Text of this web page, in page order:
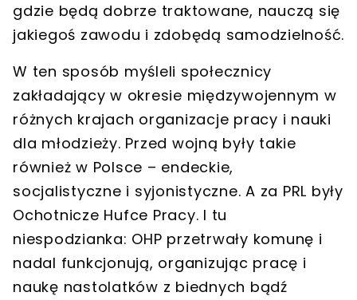
gdzie będą dobrze traktowane, nauczą się
jakiegoś zawodu i zdobędą samodzielność.
W ten sposób myśleli społecznicy
zakładający w okresie międzywojennym w
różnych krajach organizacje pracy i nauki
dla młodzieży. Przed wojną były takie
również w Polsce – endeckie,
socjalistyczne i syjonistyczne. A za PRL były
Ochotnicze Hufce Pracy. I tu
niespodzianka: OHP przetrwały komunę i
nadal funkcjonują, organizując pracę i
naukę nastolatków z biednych bądź